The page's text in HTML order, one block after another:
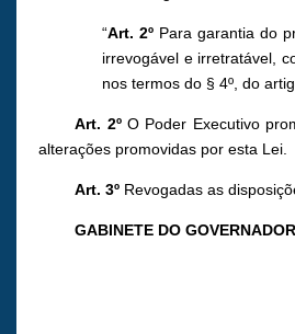
“Art. 2º Para garantia do
irrevogável e irretratável,
nos termos do § 4º, do
Art. 2ºO Poder Executivo
alterações promovidas por esta Lei.
Art. 3º Revogadas as
GABINETE DO